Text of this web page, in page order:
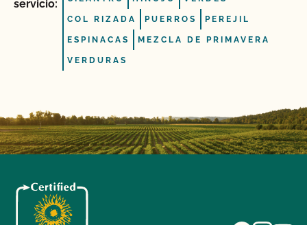
servicio:
COL RIZADA PUERROS PEREJIL
ESPINACAS MEZCLA DE PRIMAVERA
VERDURAS